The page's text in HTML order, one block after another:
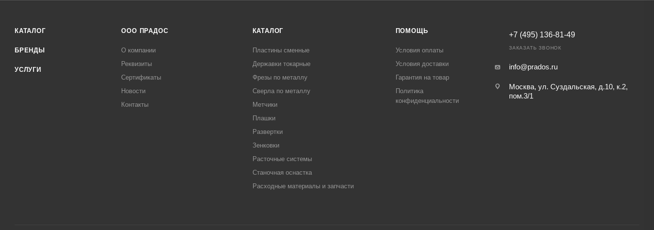
КАТАЛОГ
БРЕНДЫ
УСЛУГИ
ООО ПРАДОС
О компании
Реквизиты
Сертификаты
Новости
Контакты
КАТАЛОГ
Пластины сменные
Державки токарные
Фрезы по металлу
Сверла по металлу
Метчики
Плашки
Развертки
Зенковки
Расточные системы
Станочная оснастка
Расходные материалы и запчасти
ПОМОЩЬ
Условия оплаты
Условия доставки
Гарантия на товар
Политика
конфиденциальности
+7 (495) 136-81-49
ЗАКАЗАТЬ ЗВОНОК
info@prados.ru
Москва, ул. Суздальская, д.10, к.2,
пом.3/1